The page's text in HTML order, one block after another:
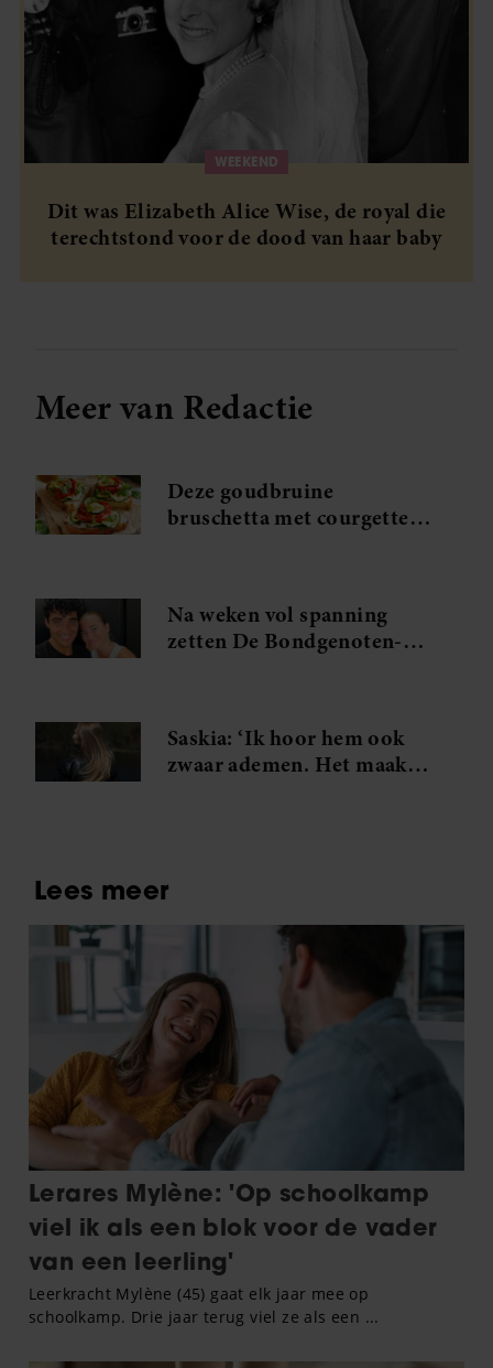
WEEKEND
Dit was Elizabeth Alice Wise, de royal die
terechtstond voor de dood van haar baby
Meer van Redactie
Deze goudbruine
bruschetta met courgette
Na weken vol spanning
zetten De Bondgenoten-
Saskia: ‘Ik hoor hem ook
zwaar ademen. Het maakt